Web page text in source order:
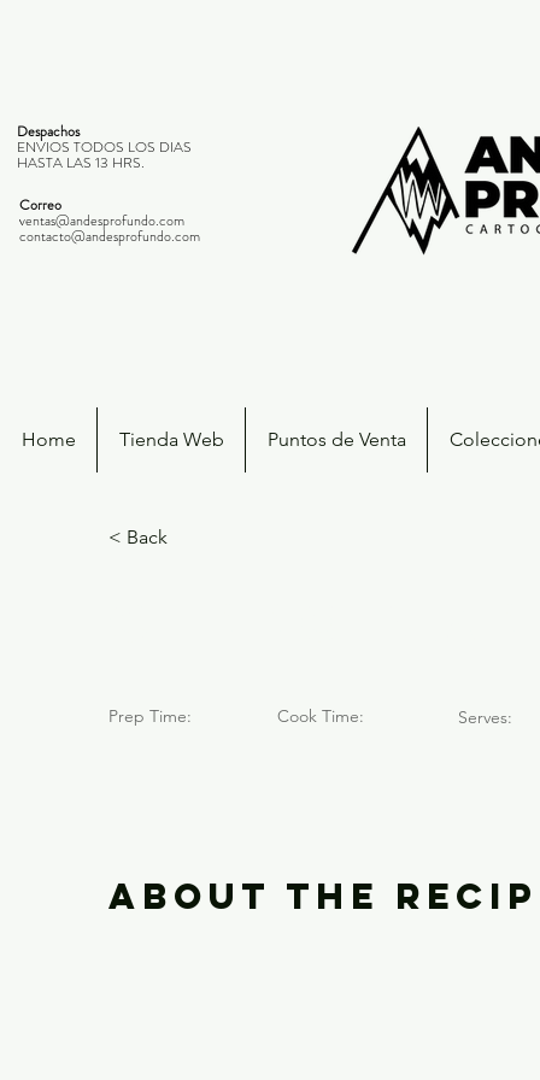
Despachos
ENVIOS TODOS LOS DIAS
HASTA LAS 13 HRS.
Correo
ventas@andesprofundo.com
contacto@andesprofundo.com
Home Tienda Web Puntos de Venta
< Back
Prep Time: Cook Time: Serves:
About the